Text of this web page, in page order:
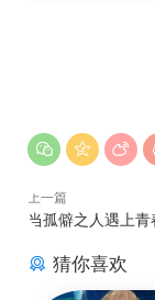
上一篇
当孤僻之人遇上青
猜你喜欢